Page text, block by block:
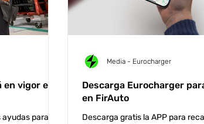
vigor en
para la
Descarga Eurocharger
en FirAuto
Descarga gratis la APP para
Media - Eurocharger